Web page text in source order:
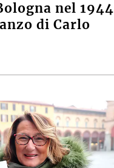
nel 1944
di Carlo